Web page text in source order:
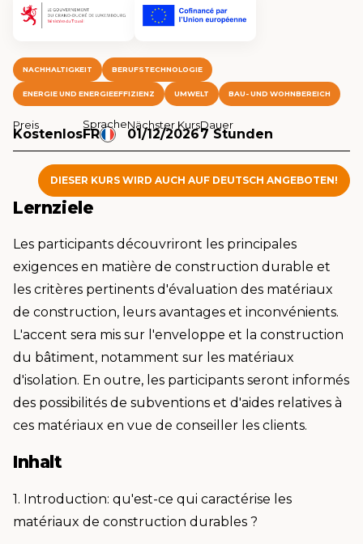
NACHHALTIGKEIT BERUFSTECHNOLOGIE
ENERGIE UND ENERGIEEFFIZIENZ UMWELT BAU- UND WOHNBEREICH
Preis
Kostenlos
Sprache
FR
Nächster Kurs
01/12/2026
Dauer
7 Stunden
DIESER KURS WIRD AUCH AUF DEUTSCH ANGEBOTEN!
Lernziele
Les participants découvriront les principales
exigences en matière de construction durable et
les critères pertinents d'évaluation des matériaux
de construction, leurs avantages et inconvénients.
L'accent sera mis sur l'enveloppe et la construction
du bâtiment, notamment sur les matériaux
d'isolation. En outre, les participants seront informés
des possibilités de subventions et d'aides relatives à
ces matériaux en vue de conseiller les clients.
Inhalt
1. Introduction: qu'est-ce qui caractérise les
matériaux de construction durables ?